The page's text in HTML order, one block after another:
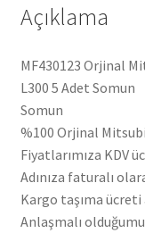
Açıklama
MF430123 Orjinal
L300 5 Adet Somun
Somun
%100 Orjinal
Fiyatlarımıza KDV
Adınıza faturalı
Kargo taşıma ücreti
Anlaşmalı